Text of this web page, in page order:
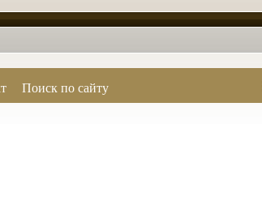
Поиск по сайту